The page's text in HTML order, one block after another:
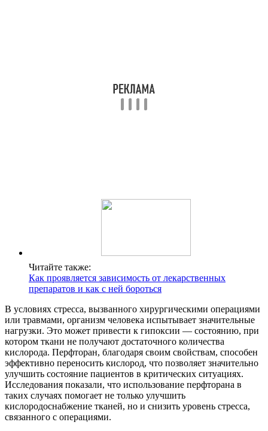
Читайте также:
Как проявляется зависимость от лекарственных
препаратов и как с ней бороться
В условиях стресса, вызванного хирургическими операциями
или травмами, организм человека испытывает значительные
нагрузки. Это может привести к гипоксии — состоянию, при
котором ткани не получают достаточного количества
кислорода. Перфторан, благодаря своим свойствам, способен
эффективно переносить кислород, что позволяет значительно
улучшить состояние пациентов в критических ситуациях.
Исследования показали, что использование перфторана в
таких случаях помогает не только улучшить
кислородоснабжение тканей, но и снизить уровень стресса,
связанного с операциями.